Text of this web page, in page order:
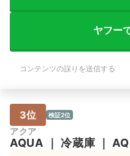
ヤフー
コンテンツの誤りを送信する
3位 検証2位
アクア
AQUA ｜冷蔵庫 ｜